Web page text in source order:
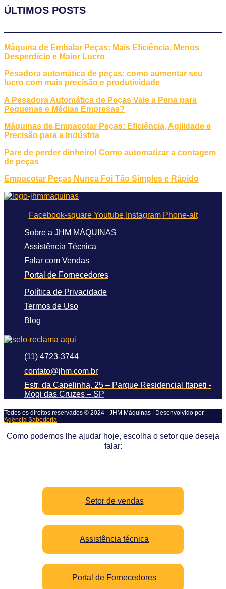
ÚLTIMOS POSTS
Máquina de Embalar Peças: Mais Eficiência, Menos
Desperdício e Maior Lucro
Pesadora automática de peças: como aumentar seu
lucro com mais precisão e produtividade
A Pesadora Automática de Peças Vale a Pena para
Pequenas e Médias Empresas?
Máquinas de Empacotar Peças: Eficiência, Agilidade e
Precisão para a Indústria
Pare de perder dinheiro! Como automatizar a contagem
de peças
Empacotar Peças Nunca Foi Tão Simples e Rápido
Facebook-square Youtube Instagram Phone-alt
Sobre a JHM MÁQUINAS
Assistência Técnica
Falar com Vendas
Portal de Fornecedores
Política de Privacidade
Termos de Uso
Blog
(11) 4723-3744
contato@jhm.com.br
Estr. da Capelinha, 25 – Parque Residencial Itapeti -
Mogi das Cruzes – SP
Todos os direitos reservados © 2024 - JHM Máquinas | Desenvolvido por
Agência Sabedoria
Como podemos lhe ajudar hoje, escolha o setor que deseja
falar:
Setor de vendas
Assistência técnica
Portal de Fornecedores